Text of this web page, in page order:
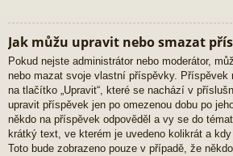
Jak můžu upravit nebo smazat
Pokud nejste administrátor nebo moderátor,
nebo mazat svoje vlastní příspěvky. Příspěvek
na tlačítko „Upravit“, které se nachází v
upravit příspěvek jen po omezenou dobu po
někdo na příspěvek odpověděl a vy se do
krátký text, ve kterém je uvedeno kolikrát a
Toto bude zobrazeno pouze v případě, že